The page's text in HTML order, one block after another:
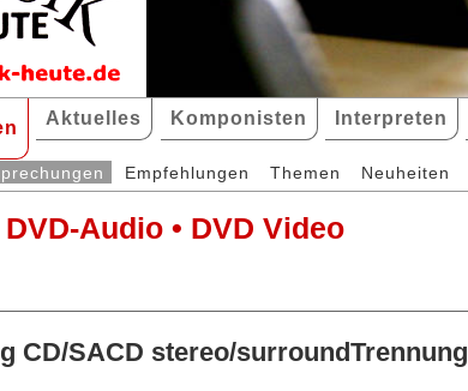
Aktuelles Komponisten Interpreten
Empfehlungen Themen Neuheiten
DVD-Audio • DVD Video
CD/SACD stereo/surroundTrennung